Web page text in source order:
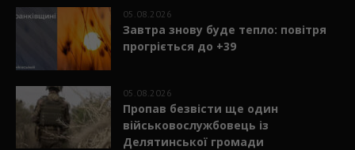
05.08.2026
Завтра знову буде тепло: повітря
прогріється до +39
05.08.2026
Пропав безвісти ще один
військовослужбовець із
Делятинської громади